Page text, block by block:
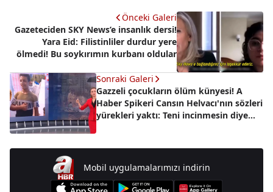
Önceki Galeri
Gazeteciden SKY News’e insanlık dersi!
Yara Eid: Filistinliler durdur yere
ölmedi! Bu soykırımın kurbanı oldular
Sonraki Galeri
Gazzeli çocukların ölüm künyesi! A
Haber Spikeri Cansın Helvacı'nın sözleri
yürekleri yaktı: Teni incinmesin diye
Mobil uygulamalarımızı indirin